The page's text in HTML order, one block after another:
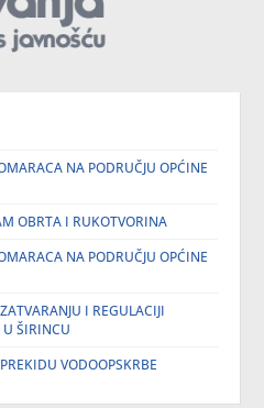
NA PODRUČJU OPĆINE
OBRTA I RUKOTVORINA
NA PODRUČJU OPĆINE
I REGULACIJI
ŠIRINCU
VODOOPSKRBE